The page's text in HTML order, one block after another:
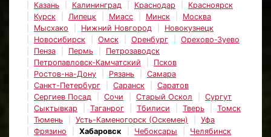
Казань
Калининград Краснодар
Красноярск
Курск
Липецк Миасс Минск
Москва
Мысхако
Нижний Новгород
Новокузнецк
Новосибирск
Омск Оренбург
Орехово-Зуево
Пенза
Пермь
Петрозаводск
Петропавловск-Камчатский
Псков
Ростов-на-Дону
Рязань
Самара
Санкт-Петербург
Саранск
Саратов
Сергиев Посад
Сочи Старый Оскол
Сургут
Сыктывкар
Таганрог Тбилиси Тверь
Томск
Тюмень
Усть-Каменогорск (Оскемен)
Уфа
Фрязино
Хабаровск Чебоксары
Челябинск